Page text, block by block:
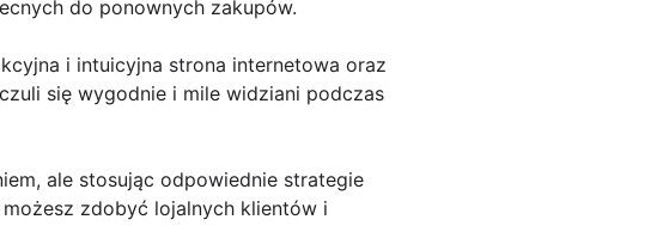
do ponownych zakupów.
i intuicyjna strona internetowa oraz
się wygodnie i mile widziani podczas
ale stosując odpowiednie strategie
zdobyć lojalnych klientów i